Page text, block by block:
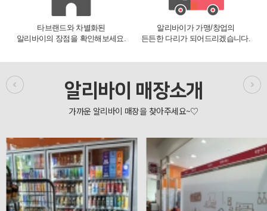
타브랜드와 차별화된
알리바이의 장점을 확인해보세요.
알리바이가 가맹/창업의
든든한 다리가 되어드리겠습니다.
알리바이 매장소개